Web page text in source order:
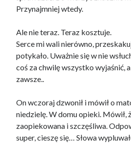
Przynajmniej wtedy.
Ale nie teraz. Teraz kosztuje.
Serce mi wali nierówno,
potykało. Uważnie się w nie
coś za chwilę wszystko wyjaśnić,
zawsze..
On wczoraj dzwonił i mówił o
niedzielę. W domu opieki. Mówił,
zaopiekowana i szczęśliwa.
super, cieszę się… Słowa